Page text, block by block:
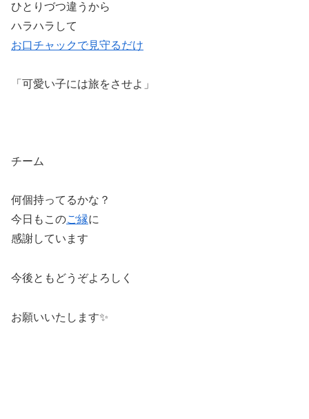
ひとりづつ違うから
ハラハラして
お口チャックで見守るだけ
「可愛い子には旅をさせよ」
チーム
何個持ってるかな？
今日もこのご縁に
感謝しています
今後ともどうぞよろしく
お願いいたします✨